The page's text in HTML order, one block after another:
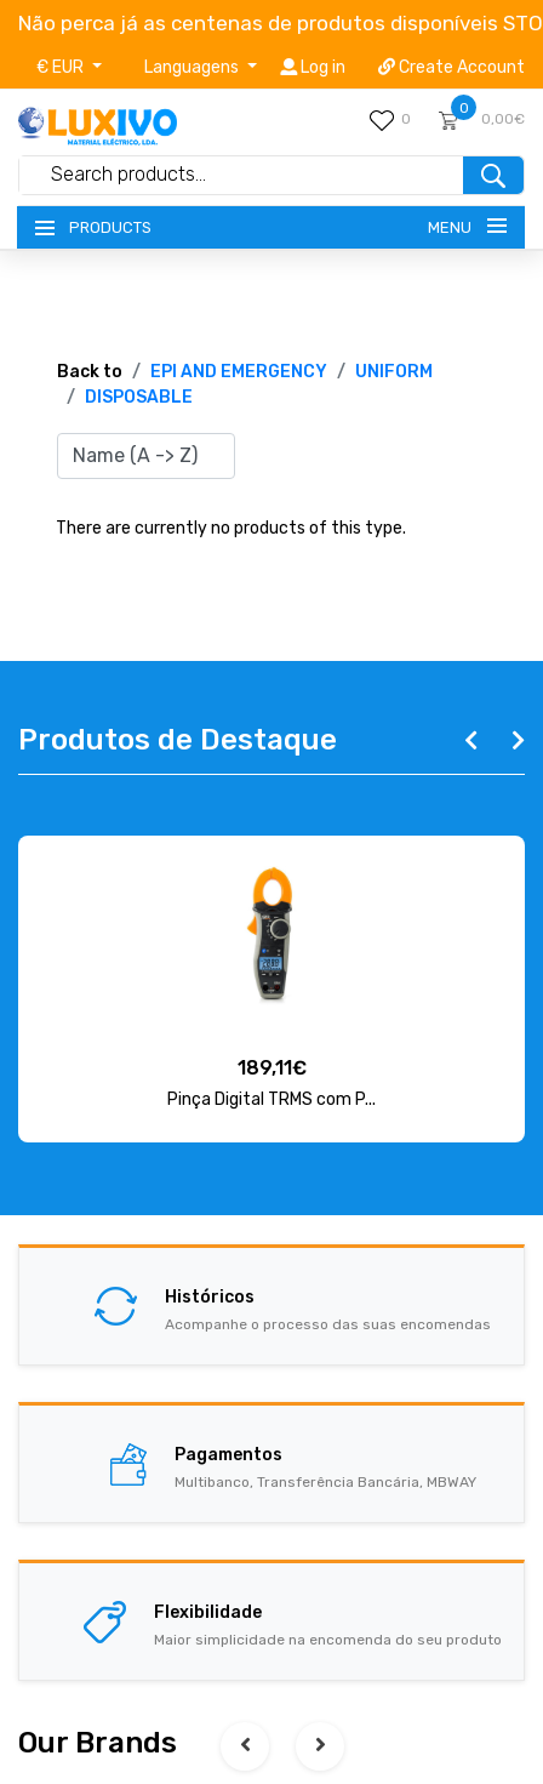
Não perca já as centenas de produtos disponíveis
€ EUR Languagens Log in Create Account
0
0
0,00€
PRODUCTS MENU
TERMS OF SERVICE
Back to EPI AND EMERGENCY
UNIFORM
DISPOSABLE
There are currently no products of this type.
Produtos de Destaque
189,11€
Pinça Digital TRMS com P...
Históricos
Acompanhe o processo das suas encomendas
Pagamentos
Multibanco, Transferência Bancária, MBWAY
Flexibilidade
Maior simplicidade na encomenda do seu produto
Our Brands